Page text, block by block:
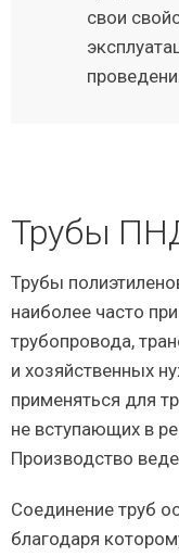
свои
Трубы
Трубы
наиболее часто
трубопровода,
и хозяйственных
применяться для
не вступающих в
Производство
Соединение труб
благодаря